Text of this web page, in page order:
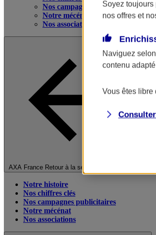
Nos campagnes publicitaires
Notre mécénat
Nos associations
AXA France Retour à la section précédente
Notre histoire
Nos chiffres clés
Nos campagnes publicitaires
Notre mécénat
Nos associations
Soyez
nos offres et
Naviguez
contenu
Vous êtes libre